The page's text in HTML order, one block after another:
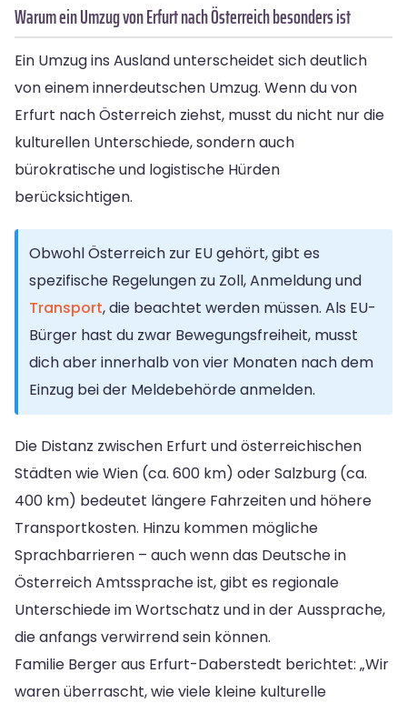
Warum ein Umzug von Erfurt nach Österreich besonders ist
Ein Umzug ins Ausland unterscheidet sich deutlich
von einem innerdeutschen Umzug. Wenn du von
Erfurt nach Österreich ziehst, musst du nicht nur die
kulturellen Unterschiede, sondern auch
bürokratische und logistische Hürden
berücksichtigen.
Obwohl Österreich zur EU gehört, gibt es
spezifische Regelungen zu Zoll, Anmeldung und
Transport, die beachtet werden müssen. Als EU-
Bürger hast du zwar Bewegungsfreiheit, musst
dich aber innerhalb von vier Monaten nach dem
Einzug bei der Meldebehörde anmelden.
Die Distanz zwischen Erfurt und österreichischen
Städten wie Wien (ca. 600 km) oder Salzburg (ca.
400 km) bedeutet längere Fahrzeiten und höhere
Transportkosten. Hinzu kommen mögliche
Sprachbarrieren – auch wenn das Deutsche in
Österreich Amtssprache ist, gibt es regionale
Unterschiede im Wortschatz und in der Aussprache,
die anfangs verwirrend sein können.
Familie Berger aus Erfurt-Daberstedt berichtet: „Wir
waren überrascht, wie viele kleine kulturelle